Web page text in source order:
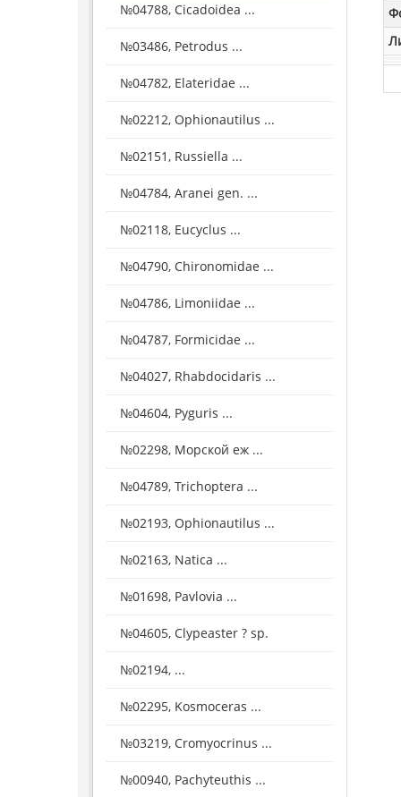
№04788, Cicadoidea ...
№03486, Petrodus ...
№04782, Elateridae ...
№02212, Ophionautilus ...
№02151, Russiella ...
№04784, Aranei gen. ...
№02118, Eucyclus ...
№04790, Chironomidae ...
№04786, Limoniidae ...
№04787, Formicidae ...
№04027, Rhabdocidaris ...
№04604, Pyguris ...
№02298, Морской еж ...
№04789, Trichoptera ...
№02193, Ophionautilus ...
№02163, Natica ...
№01698, Pavlovia ...
№04605, Clypeaster ? sp.
№02194, ...
№02295, Kosmoceras ...
№03219, Cromyocrinus ...
№00940, Pachyteuthis ...